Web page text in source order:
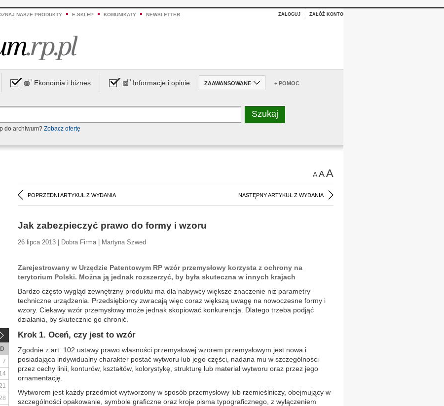
NASZE PRODUKTY E-SKLEP KOMUNIKATY NEWSLETTER ZALOGUJ ZAŁÓŻ KONTO
Ekonomia i biznes Informacje i opinie ZAAWANSOWANE + POMOC
do archiwum? Zobacz ofertę
AAA
POPRZEDNI ARTYKUŁ Z WYDANIA NASTĘPNY ARTYKUŁ Z WYDANIA
Jak zabezpieczyć prawo do formy i wzoru
26 lipca 2013 | Dobra Firma | Martyna Szwed
Zarejestrowany w Urzędzie Patentowym RP wzór przemysłowy korzysta z ochrony na
terytorium Polski. Można ją jednak rozszerzyć, by była skuteczna w innych krajach
Bardzo często wygląd zewnętrzny produktu ma dla nabywcy większe znaczenie niż parametry
techniczne urządzenia. Przedsiębiorcy zwracają więc coraz większą uwagę na nowoczesne formy i
wzory. Ciekawy wzór przemysłowy może jednak skopiować konkurencja. Dlatego trzeba podjąć
działania, by skutecznie go chronić.
Krok 1. Oceń, czy jest to wzór
Zgodnie z art. 102 ustawy prawo własności przemysłowej wzorem przemysłowym jest nowa i
posiadająca indywidualny charakter postać wytworu lub jego części, nadana mu w szczególności
przez cechy linii, konturów, kształtów, kolorystykę, strukturę lub materiał wytworu oraz przez jego
ornamentację.
Wytworem jest każdy przedmiot wytworzony w sposób przemysłowy lub rzemieślniczy, obejmujący w
szczególności opakowanie, symbole graficzne oraz kroje pisma typograficznego, z wyłączeniem
7
14
21
28